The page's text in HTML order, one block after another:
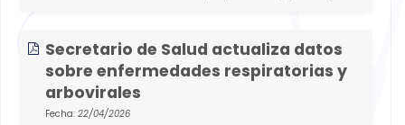
Secretario de Salud actualiza datos
sobre enfermedades respiratorias y
arbovirales
Fecha: 22/04/2026